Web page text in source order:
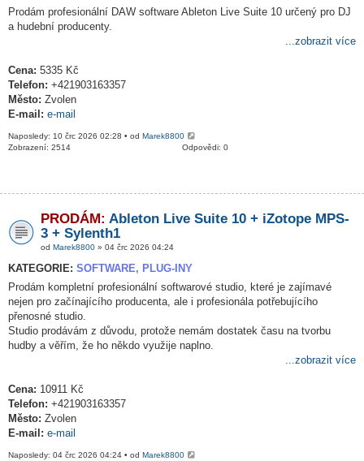
Prodám profesionální DAW software Ableton Live Suite 10 určený pro DJ
a hudební producenty.
...zobrazit více
Cena: 5335 Kč
Telefon: +421903163357
Město: Zvolen
E-mail: e-mail
Naposledy: 10 črc 2026 02:28 • od Marek8800
Odpovědi: 0
Zobrazení: 2514
PRODÁM: Ableton Live Suite 10 + iZotope MPS-
3 + Sylenth1
od Marek8800 » 04 črc 2026 04:24
KATEGORIE: SOFTWARE, PLUG-INY
Prodám kompletní profesionální softwarové studio, které je zajímavé
nejen pro začínajícího producenta, ale i profesionála potřebujícího
přenosné studio.
Studio prodávám z důvodu, protože nemám dostatek času na tvorbu
hudby a věřím, že ho někdo využije naplno.
...zobrazit více
Cena: 10911 Kč
Telefon: +421903163357
Město: Zvolen
E-mail: e-mail
Naposledy: 04 črc 2026 04:24 • od Marek8800